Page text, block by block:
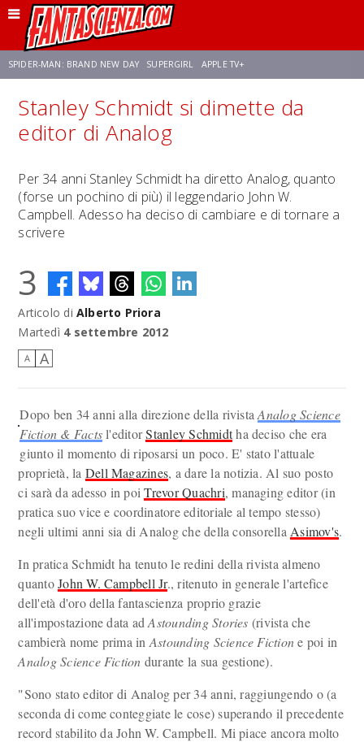
SPIDER-MAN: BRAND NEW DAY SUPERGIRL APPLE TV+
FRANCO RICCIARDIELLO ZENDAYA STAR TREK AVENGERS: DOOMSDAY
Stanley Schmidt si dimette da
editor di Analog
Per 34 anni Stanley Schmidt ha diretto Analog, quanto
(forse un pochino di più) il leggendario John W.
Campbell. Adesso ha deciso di cambiare e di tornare a
scrivere
3
Articolo di Alberto Priora
Martedì 4 settembre 2012
A A
Dopo ben 34 anni alla direzione della rivistaAnalog Science
Fiction & Factsl'editorStanley Schmidtha deciso che era
giunto il momento di riposarsi un poco. E' stato l'attuale
proprietà, la Dell Magazines, a dare la notizia. Al suo posto
ci sarà da adesso in poiTrevor Quachri, managing editor (in
pratica suo vice e coordinatore editoriale al tempo stesso)
negli ultimi anni sia di Analog che della consorella Asimov's.
In pratica Schmidt ha tenuto le redini della rivista almeno
quantoJohn W. Campbell Jr., ritenuto in generale l'artefice
dell'età d'oro della fantascienza proprio grazie
all'impostazione data adAstounding Stories (rivista che
cambierà nome prima in Astounding Science Fictione poi in
Analog Science Fiction durante la sua gestione).
"Sono stato editor di Analog per 34 anni, raggiungendo o (a
seconda di come conteggiate le cose) superando il precedente
record stabilito da John W. Campbell. Mi piace ancora molto